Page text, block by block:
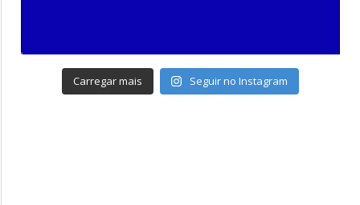
Carregar mais Seguir no Instagram